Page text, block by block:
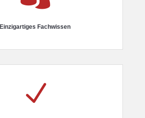
Einzigartiges Fachwissen
N